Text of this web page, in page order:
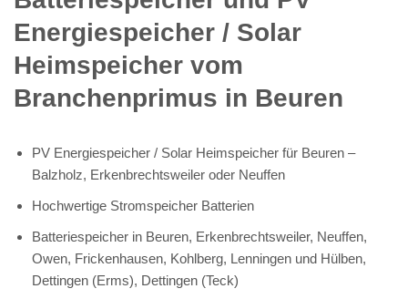
Energiespeicher / Solar
Heimspeicher vom
Branchenprimus in Beuren
PV Energiespeicher / Solar Heimspeicher für Beuren –
Balzholz, Erkenbrechtsweiler oder Neuffen
Hochwertige Stromspeicher Batterien
Batteriespeicher in Beuren, Erkenbrechtsweiler, Neuffen,
Owen, Frickenhausen, Kohlberg, Lenningen und Hülben,
Dettingen (Erms), Dettingen (Teck)